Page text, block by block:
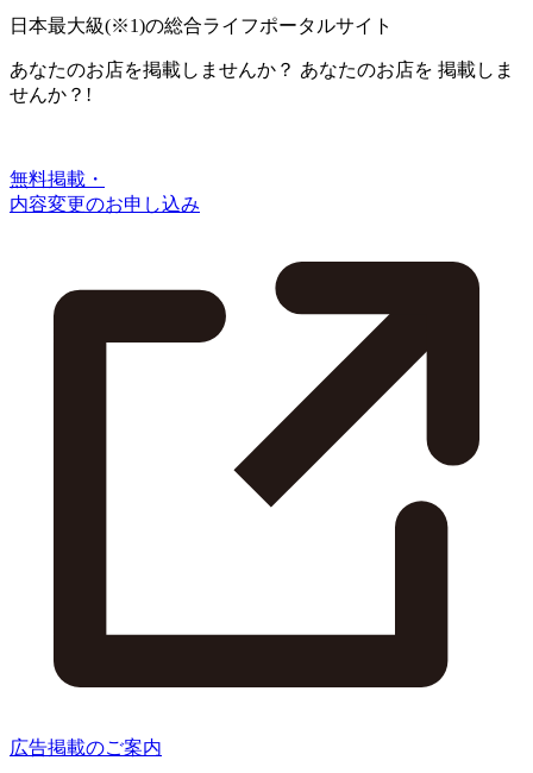
日本最大級(※1)の総合ライフポータルサイト
あなたのお店を掲載しませんか？ あなたのお店を 掲載しま
せんか？!
無料掲載・
内容変更のお申し込み
広告掲載のご案内